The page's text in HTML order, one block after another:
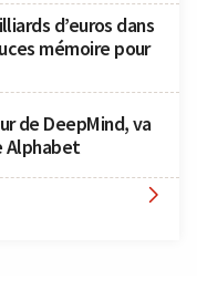
d’euros dans
mémoire pour
de DeepMind, va
Alphabet
